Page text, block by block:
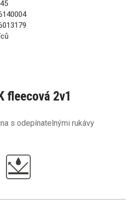
fleecová 2v1
s odepínatelnými rukávy